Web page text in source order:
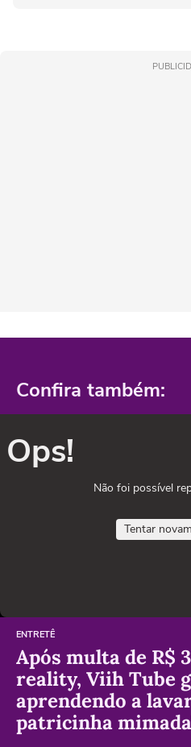
Confira também:
Ops!
Não foi possível
Tentar
ENTRETÊ
Após multa de R$
reality, Viih Tube
aprendendo a
patricinha